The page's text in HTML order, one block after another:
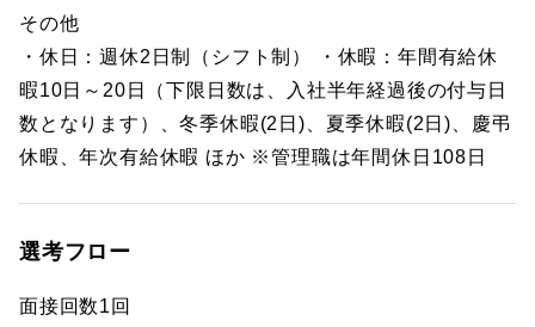
その他
・休日：週休2日制（シフト制） ・休暇：年間有給休
暇10日～20日（下限日数は、入社半年経過後の付与日
数となります）、冬季休暇(2日)、夏季休暇(2日)、慶弔
休暇、年次有給休暇 ほか ※管理職は年間休日108日
選考フロー
面接回数1回